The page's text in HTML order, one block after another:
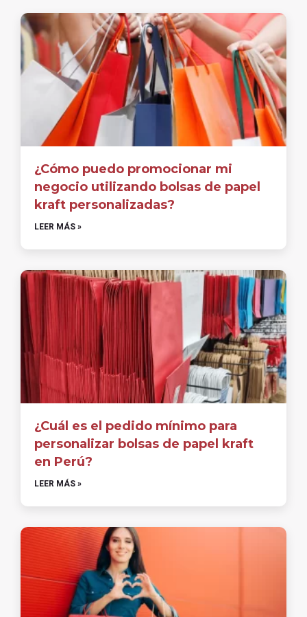
¿Cómo puedo promocionar mi
negocio utilizando bolsas de papel
kraft personalizadas?
LEER MÁS »
¿Cuál es el pedido mínimo para
personalizar bolsas de papel kraft
en Perú?
LEER MÁS »